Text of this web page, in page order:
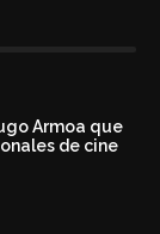
Armoa que
de cine